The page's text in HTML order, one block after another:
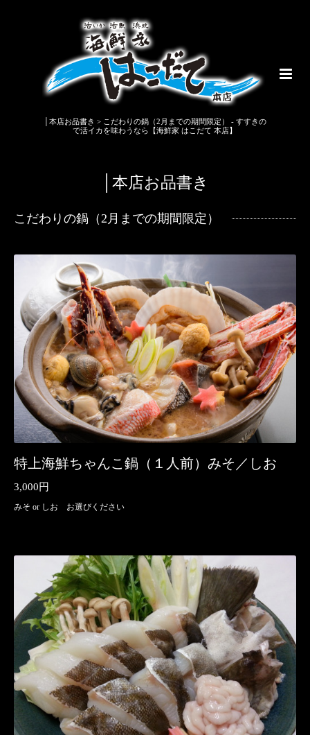
│本店お品書き > こだわりの鍋（2月までの期間限定） - すすきの
で活イカを味わうなら【海鮮家 はこだて 本店】
│本店お品書き
こだわりの鍋（2月までの期間限定）
特上海鮮ちゃんこ鍋（１人前）みそ／しお
3,000円
みそ or しお お選びください